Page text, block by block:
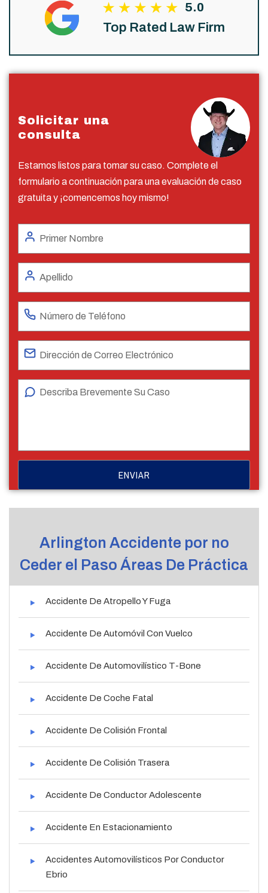
5.0
Top Rated Law Firm
Solicitar una
consulta
Estamos listos para tomar su caso. Complete el
formulario a continuación para una evaluación de caso
gratuita y ¡comencemos hoy mismo!
Arlington Accidente por no
Ceder el Paso Áreas De Práctica
Accidente De Atropello Y Fuga
Accidente De Automóvil Con Vuelco
Accidente De Automovilístico T-Bone
Accidente De Coche Fatal
Accidente De Colisión Frontal
Accidente De Colisión Trasera
Accidente De Conductor Adolescente
Accidente En Estacionamiento
Accidentes Automovilísticos Por Conductor
Ebrio